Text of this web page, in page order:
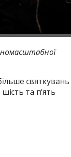
святкувань
та п’ять